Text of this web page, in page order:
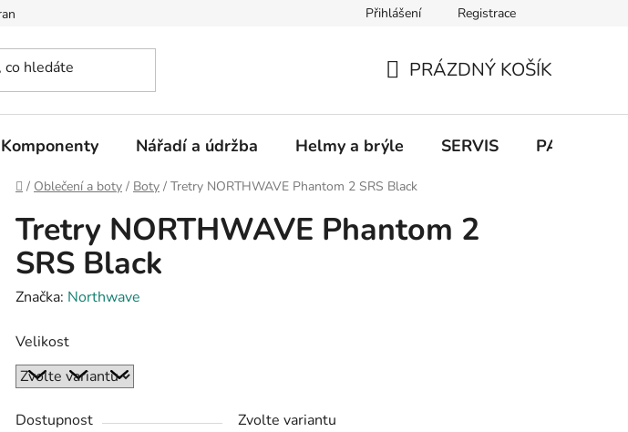
osobních údajů Přihlášení Registrace
KOŠÍK
PRÁZDNÝ KOŠÍK
Komponenty Nářadí a údržba Helmy a brýle SERVIS
Domů
/ Oblečení a boty / Boty / Tretry NORTHWAVE Phantom 2 SRS Black
Tretry NORTHWAVE Phantom 2
SRS Black
Značka: Northwave
Velikost
Dostupnost
Zvolte variantu